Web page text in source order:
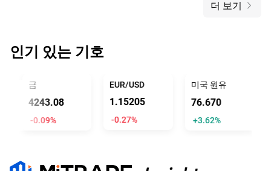
더 보기
인기 있는 기호
금
4243.08
-0.09%
EUR/USD
1.15205
-0.27%
미국 원유
76.670
+3.62%